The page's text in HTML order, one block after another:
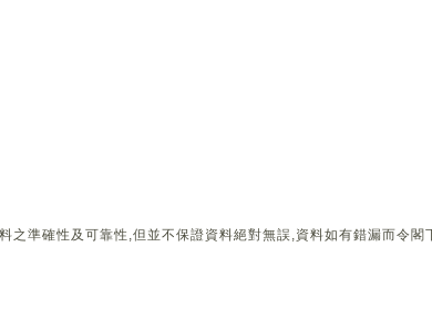
準確性及可靠性,但並不保證資料絕對無誤,資料如有錯漏而令閣